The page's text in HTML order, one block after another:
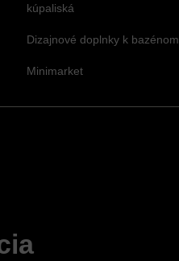
kúpaliská
Dizajnové doplnky k bazénom
Minimarket